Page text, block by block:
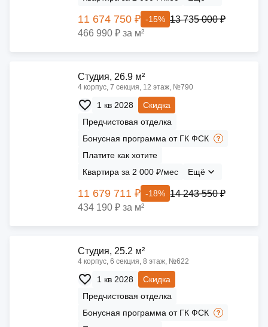
11 674 750 ₽ -15% 13 735 000 ₽
466 990 ₽ за м²
Cтудия, 26.9 м²
4 корпус, 7 секция, 12 этаж, №790
1 кв 2028
Скидка
Предчистовая отделка
Бонусная программа от ГК ФСК
Платите как хотите
Квартира за 2 000 ₽/мес
Ещё
11 679 711 ₽ -18% 14 243 550 ₽
434 190 ₽ за м²
Cтудия, 25.2 м²
4 корпус, 6 секция, 8 этаж, №622
1 кв 2028
Скидка
Предчистовая отделка
Бонусная программа от ГК ФСК